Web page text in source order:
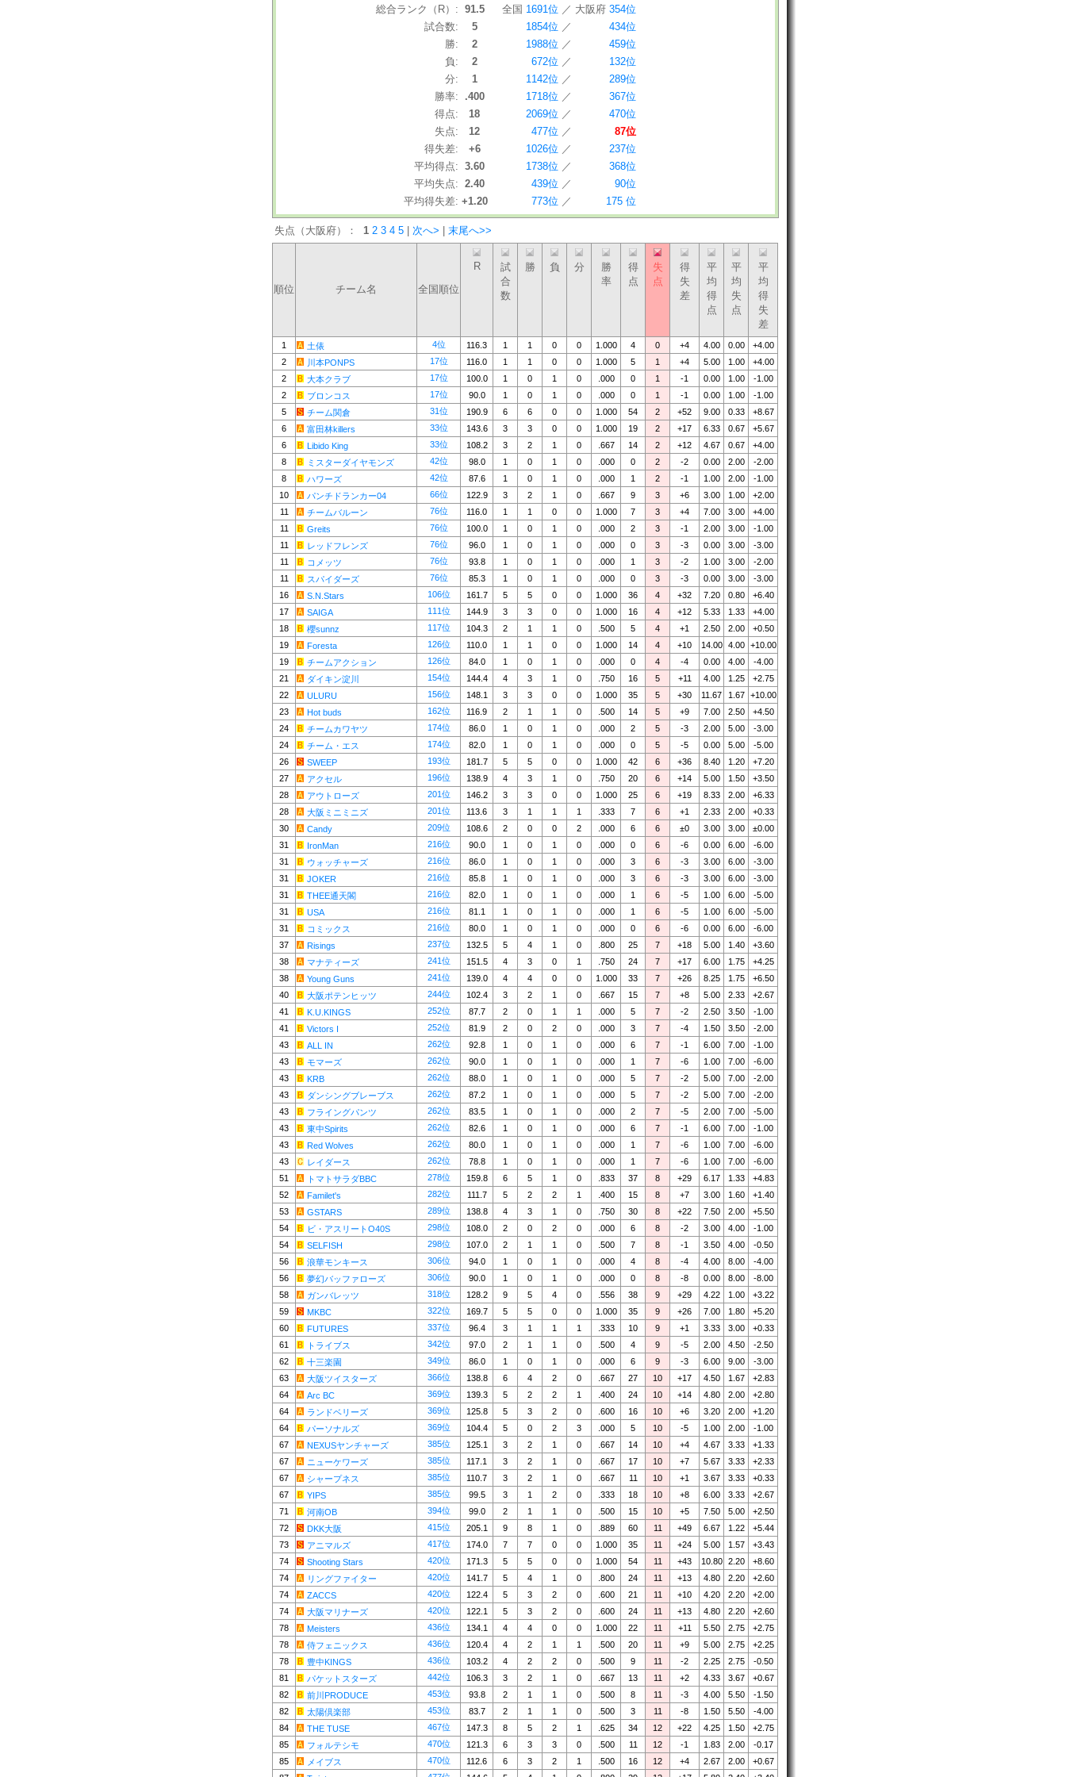
総合ランク（R）: 91.5 全国 1691位 ／ 大阪府 354位
試合数:
5 1854位 ／
434位
勝:
2 1988位 ／
459位
負:
2 672位 ／
132位
分:
1 1142位 ／
289位
勝率:
.400 1718位 ／
367位
得点:
18 2069位 ／
470位
失点:
12 477位 ／
87位
得失差:
+6 1026位 ／
237位
平均得点: 3.60 1738位 ／
368位
平均失点: 2.40 439位 ／
90位
平均得失差: +1.20 773位 ／ 175 位
失点（大阪府）： 1 2 3 4 5 次へ> 末尾へ>>
順位 チーム名 全国順位
R
試
合
数
勝 負 分
勝
率
得
点
失
点
得
失
差
平
均
得
点
平
均
失
点
平
均
得
失
差
1 土俵 4位 116.3 1 1 0 0 1.000 4 0 +4 4.00 0.00
+4.00
2
川本PONPS 17位 116.0 1 1 0 0 1.000 5 1 +4 5.00 1.00
+4.00
2
大本クラブ 17位 100.0 1 0 1 0 .000 0 1 -1 0.00 1.00
-1.00
2
ブロンコス 17位 90.0 1 0 1 0 .000 0 1 -1 0.00 1.00
-1.00
5
チーム関倉 31位 190.9 6 6 0 0 1.000 54 2 +52 9.00 0.33
+8.67
6
富田林killers 33位 143.6 3 3 0 0 1.000 19 2 +17 6.33 0.67
+5.67
6
Libido King 33位 108.2 3 2 1 0 .667 14 2 +12 4.67 0.67
+4.00
8
ミスターダイヤモンズ 42位 98.0 1 0 1 0 .000 0 2 -2 0.00 2.00
-2.00
8
ハワーズ 42位 87.6 1 0 1 0 .000 1 2 -1 1.00 2.00
-1.00
10
パンチドランカー04 66位 122.9 3 2 1 0 .667 9 3 +6 3.00 1.00
+2.00
11
チームバルーン 76位 116.0 1 1 0 0 1.000 7 3 +4 7.00 3.00
+4.00
11
Greits 76位 100.0 1 0 1 0 .000 2 3 -1 2.00 3.00
-1.00
11
レッドフレンズ 76位 96.0 1 0 1 0 .000 0 3 -3 0.00 3.00
-3.00
11
コメッツ 76位 93.8 1 0 1 0 .000 1 3 -2 1.00 3.00
-2.00
11
スパイダーズ 76位 85.3 1 0 1 0 .000 0 3 -3 0.00 3.00
-3.00
16
S.N.Stars 106位 161.7 5 5 0 0 1.000 36 4 +32 7.20 0.80
+6.40
17
SAIGA 111位 144.9 3 3 0 0 1.000 16 4 +12 5.33 1.33
+4.00
18
櫻sunnz 117位 104.3 2 1 1 0 .500 5 4 +1 2.50 2.00
+0.50
19
Foresta 126位 110.0 1 1 0 0 1.000 14 4 +10 14.00 4.00
+10.00
19
チームアクション 126位 84.0 1 0 1 0 .000 0 4 -4 0.00 4.00
-4.00
21
ダイキン淀川 154位 144.4 4 3 1 0 .750 16 5 +11 4.00 1.25
+2.75
22
ULURU 156位 148.1 3 3 0 0 1.000 35 5 +30 11.67 1.67
+10.00
23
Hot buds 162位 116.9 2 1 1 0 .500 14 5 +9 7.00 2.50
+4.50
24
チームカワヤツ 174位 86.0 1 0 1 0 .000 2 5 -3 2.00 5.00
-3.00
24
チーム・エス 174位 82.0 1 0 1 0 .000 0 5 -5 0.00 5.00
-5.00
26
SWEEP 193位 181.7 5 5 0 0 1.000 42 6 +36 8.40 1.20
+7.20
27
アクセル 196位 138.9 4 3 1 0 .750 20 6 +14 5.00 1.50
+3.50
28
アウトローズ 201位 146.2 3 3 0 0 1.000 25 6 +19 8.33 2.00
+6.33
28
大阪ミニミニズ 201位 113.6 3 1 1 1 .333 7 6 +1 2.33 2.00
+0.33
30
Candy 209位 108.6 2 0 0 2 .000 6 6 ±0 3.00 3.00
±0.00
31
IronMan 216位 90.0 1 0 1 0 .000 0 6 -6 0.00 6.00
-6.00
31
ウォッチャーズ 216位 86.0 1 0 1 0 .000 3 6 -3 3.00 6.00
-3.00
31
JOKER 216位 85.8 1 0 1 0 .000 3 6 -3 3.00 6.00
-3.00
31
THEE通天閣 216位 82.0 1 0 1 0 .000 1 6 -5 1.00 6.00
-5.00
31
USA 216位 81.1 1 0 1 0 .000 1 6 -5 1.00 6.00
-5.00
31
コミックス 216位 80.0 1 0 1 0 .000 0 6 -6 0.00 6.00
-6.00
37
Risings 237位 132.5 5 4 1 0 .800 25 7 +18 5.00 1.40
+3.60
38
マナティーズ 241位 151.5 4 3 0 1 .750 24 7 +17 6.00 1.75
+4.25
38
Young Guns 241位 139.0 4 4 0 0 1.000 33 7 +26 8.25 1.75
+6.50
40
大阪ポテンヒッツ 244位 102.4 3 2 1 0 .667 15 7 +8 5.00 2.33
+2.67
41
K.U.KINGS 252位 87.7 2 0 1 1 .000 5 7 -2 2.50 3.50
-1.00
41
Victors I 252位 81.9 2 0 2 0 .000 3 7 -4 1.50 3.50
-2.00
43
ALL IN 262位 92.8 1 0 1 0 .000 6 7 -1 6.00 7.00
-1.00
43
モマーズ 262位 90.0 1 0 1 0 .000 1 7 -6 1.00 7.00
-6.00
43
KRB 262位 88.0 1 0 1 0 .000 5 7 -2 5.00 7.00
-2.00
43
ダンシングブレーブス 262位 87.2 1 0 1 0 .000 5 7 -2 5.00 7.00
-2.00
43
フライングパンツ 262位 83.5 1 0 1 0 .000 2 7 -5 2.00 7.00
-5.00
43
東中Spirits 262位 82.6 1 0 1 0 .000 6 7 -1 6.00 7.00
-1.00
43
Red Wolves 262位 80.0 1 0 1 0 .000 1 7 -6 1.00 7.00
-6.00
43
レイダース 262位 78.8 1 0 1 0 .000 1 7 -6 1.00 7.00
-6.00
51
トマトサラダBBC 278位 159.8 6 5 1 0 .833 37 8 +29 6.17 1.33
+4.83
52
Familet's 282位 111.7 5 2 2 1 .400 15 8 +7 3.00 1.60
+1.40
53
GSTARS 289位 138.8 4 3 1 0 .750 30 8 +22 7.50 2.00
+5.50
54
ビ・アスリートO40S 298位 108.0 2 0 2 0 .000 6 8 -2 3.00 4.00
-1.00
54
SELFISH 298位 107.0 2 1 1 0 .500 7 8 -1 3.50 4.00
-0.50
56
浪華モンキース 306位 94.0 1 0 1 0 .000 4 8 -4 4.00 8.00
-4.00
56
夢幻バッファローズ 306位 90.0 1 0 1 0 .000 0 8 -8 0.00 8.00
-8.00
58
ガンバレッツ 318位 128.2 9 5 4 0 .556 38 9 +29 4.22 1.00
+3.22
59
MKBC 322位 169.7 5 5 0 0 1.000 35 9 +26 7.00 1.80
+5.20
60
FUTURES 337位 96.4 3 1 1 1 .333 10 9 +1 3.33 3.00
+0.33
61
トライブス 342位 97.0 2 1 1 0 .500 4 9 -5 2.00 4.50
-2.50
62
十三楽園 349位 86.0 1 0 1 0 .000 6 9 -3 6.00 9.00
-3.00
63
大阪ツイスターズ 366位 138.8 6 4 2 0 .667 27 10 +17 4.50 1.67
+2.83
64
Arc BC 369位 139.3 5 2 2 1 .400 24 10 +14 4.80 2.00
+2.80
64
ランドベリーズ 369位 125.8 5 3 2 0 .600 16 10 +6 3.20 2.00
+1.20
64
パーソナルズ 369位 104.4 5 0 2 3 .000 5 10 -5 1.00 2.00
-1.00
67
NEXUSヤンチャーズ 385位 125.1 3 2 1 0 .667 14 10 +4 4.67 3.33
+1.33
67
ニューケワーズ 385位 117.1 3 2 1 0 .667 17 10 +7 5.67 3.33
+2.33
67
シャープネス 385位 110.7 3 2 1 0 .667 11 10 +1 3.67 3.33
+0.33
67
YIPS 385位 99.5 3 1 2 0 .333 18 10 +8 6.00 3.33
+2.67
71
河南OB 394位 99.0 2 1 1 0 .500 15 10 +5 7.50 5.00
+2.50
72
DKK大阪 415位 205.1 9 8 1 0 .889 60 11 +49 6.67 1.22
+5.44
73
アニマルズ 417位 174.0 7 7 0 0 1.000 35 11 +24 5.00 1.57
+3.43
74
Shooting Stars 420位 171.3 5 5 0 0 1.000 54 11 +43 10.80 2.20
+8.60
74
リングファイター 420位 141.7 5 4 1 0 .800 24 11 +13 4.80 2.20
+2.60
74
ZACCS 420位 122.4 5 3 2 0 .600 21 11 +10 4.20 2.20
+2.00
74
大阪マリナーズ 420位 122.1 5 3 2 0 .600 24 11 +13 4.80 2.20
+2.60
78
Meisters 436位 134.1 4 4 0 0 1.000 22 11 +11 5.50 2.75
+2.75
78
侍フェニックス 436位 120.4 4 2 1 1 .500 20 11 +9 5.00 2.75
+2.25
78
豊中KINGS 436位 103.2 4 2 2 0 .500 9 11 -2 2.25 2.75
-0.50
81
パケットスターズ 442位 106.3 3 2 1 0 .667 13 11 +2 4.33 3.67
+0.67
82
前川PRODUCE 453位 93.8 2 1 1 0 .500 8 11 -3 4.00 5.50
-1.50
82
太陽倶楽部 453位 83.7 2 1 1 0 .500 3 11 -8 1.50 5.50
-4.00
84
THE TUSE 467位 147.3 8 5 2 1 .625 34 12 +22 4.25 1.50
+2.75
85
フォルテシモ 470位 121.3 6 3 3 0 .500 11 12 -1 1.83 2.00
-0.17
85
メイブス 470位 112.6 6 3 2 1 .500 16 12 +4 2.67 2.00
+0.67